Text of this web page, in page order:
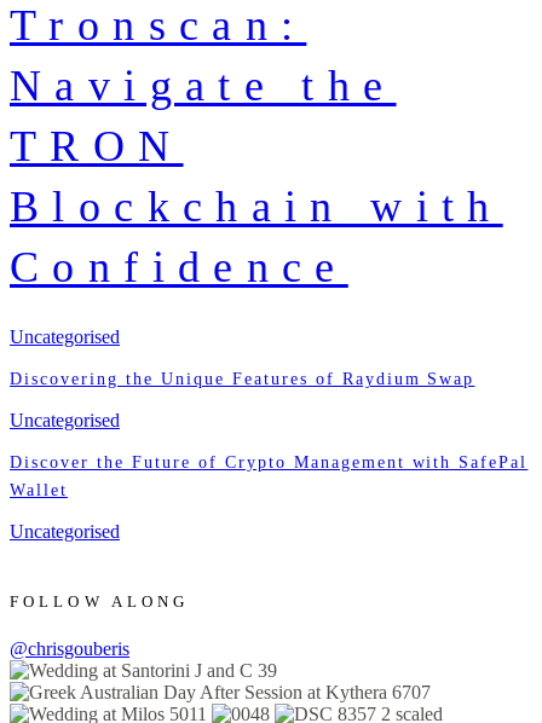
Tronscan:
Navigate the
TRON
Blockchain with
Confidence
Uncategorised
Discovering the Unique Features of Raydium Swap
Uncategorised
Discover the Future of Crypto Management with SafePal
Wallet
Uncategorised
FOLLOW ALONG
@chrisgouberis